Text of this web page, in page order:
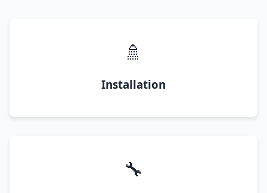
🚿
Installation
🔧